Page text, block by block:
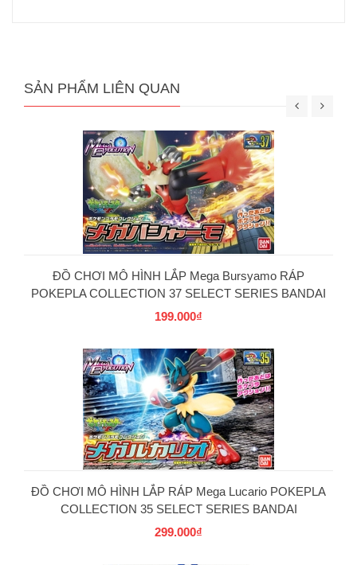
SẢN PHẨM LIÊN QUAN
ĐỒ CHƠI MÔ HÌNH LẮP Mega Bursyamo RÁP
POKEPLA COLLECTION 37 SELECT SERIES BANDAI
199.000₫
ĐỒ CHƠI MÔ HÌNH LẮP RÁP Mega Lucario POKEPLA
COLLECTION 35 SELECT SERIES BANDAI
299.000₫